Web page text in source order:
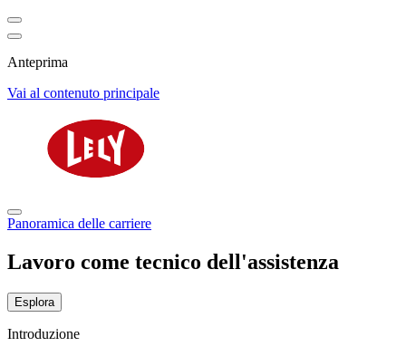
Anteprima
Vai al contenuto principale
Panoramica delle carriere
Lavoro come tecnico dell'assistenza
Esplora
Introduzione